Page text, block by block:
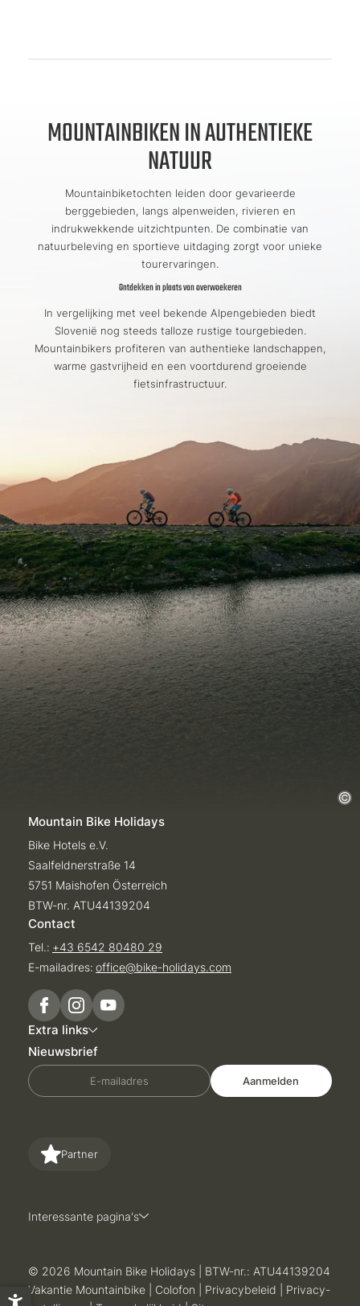
MOUNTAINBIKEN IN AUTHENTIEKE
NATUUR
Mountainbiketochten leiden door gevarieerde
berggebieden, langs alpenweiden, rivieren en
indrukwekkende uitzichtpunten. De combinatie van
natuurbeleving en sportieve uitdaging zorgt voor unieke
tourervaringen.
Ontdekken in plaats van overwoekeren
In vergelijking met veel bekende Alpengebieden biedt
Slovenië nog steeds talloze rustige tourgebieden.
Mountainbikers profiteren van authentieke landschappen,
warme gastvrijheid en een voortdurend groeiende
fietsinfrastructuur.
Mountain Bike Holidays
Bike Hotels e.V.
Saalfeldnerstraße 14
5751 Maishofen Österreich
BTW-nr. ATU44139204
Contact
Tel.: +43 6542 80480 29
E-mailadres: office@bike-holidays.com
Extra links
Nieuwsbrief
E-mailadres Aanmelden
Partner
Interessante pagina's
© 2026 Mountain Bike Holidays
BTW-nr.: ATU44139204
Vakantie Mountainbike
Colofon Privacybeleid
Privacy-